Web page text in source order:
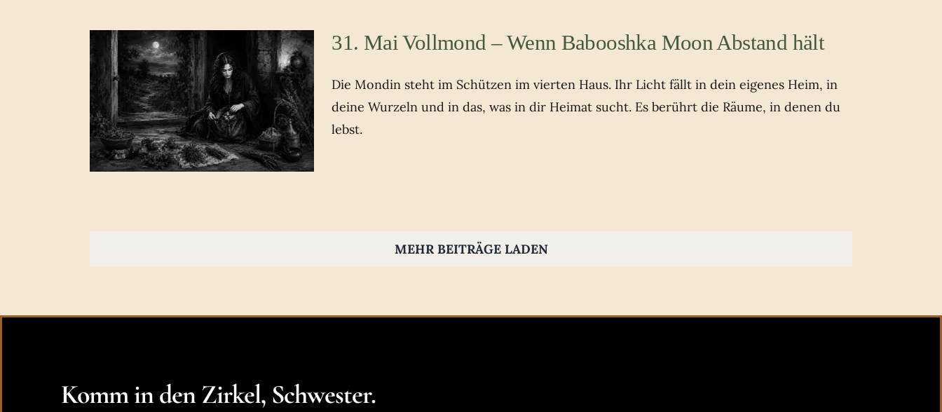
31. Mai Vollmond – Wenn Babooshka Moon Abstand hält
Die Mondin steht im Schützen im vierten Haus. Ihr Licht fällt in dein eigenes Heim, in
deine Wurzeln und in das, was in dir Heimat sucht. Es berührt die Räume, in denen du
lebst.
MEHR BEITRÄGE LADEN
Komm in den Zirkel, Schwester.